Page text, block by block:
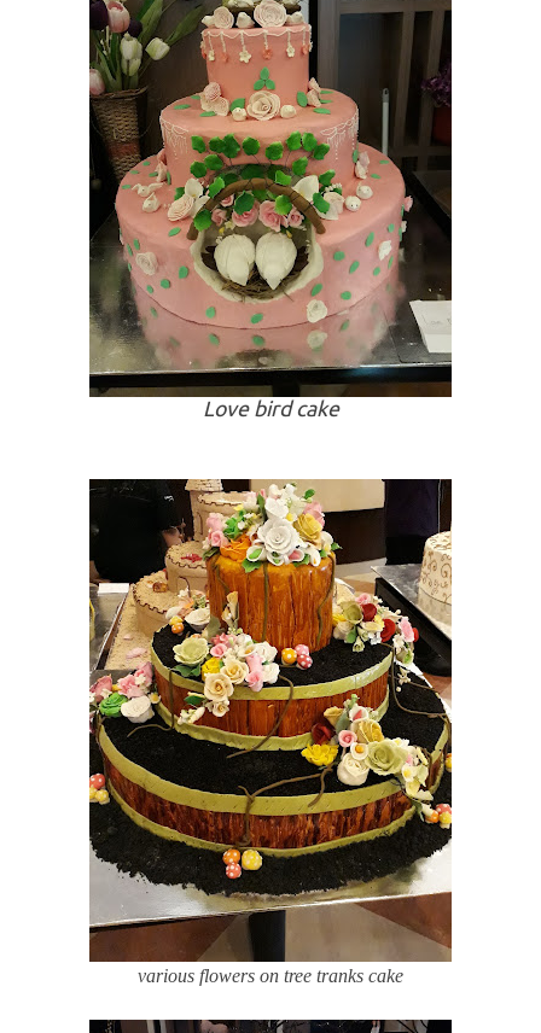
Love bird cake
various flowers on tree tranks cake